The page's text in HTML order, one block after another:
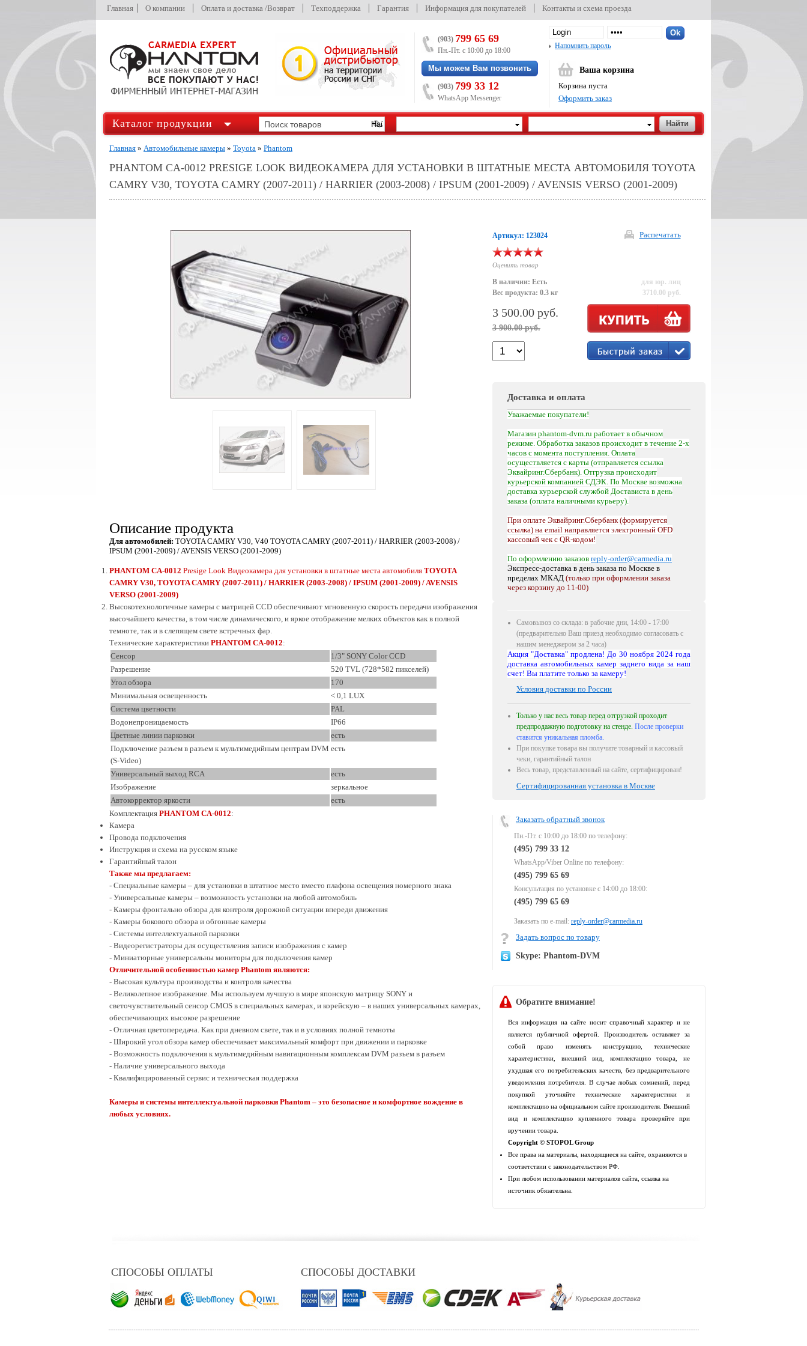
Главная О компании Оплата и доставка /Возврат Техподдержка Гарантия Информация для покупателей Контакты и схема проезда
(903) 799 65 69
Пн.-Пт. с 10:00 до 18:00
Мы можем Вам позвонить
(903) 799 33 12
WhatsApp Messenger
Напомнить пароль
Ваша корзина
Корзина пуста
Оформить заказ
Каталог продукции
Главная » Автомобильные камеры » Toyota » Phantom
PHANTOM CA-0012 PRESIGE LOOK ВИДЕОКАМЕРА ДЛЯ УСТАНОВКИ В ШТАТНЫЕ МЕСТА АВТОМОБИЛЯ TOYOTA
CAMRY V30, TOYOTA CAMRY (2007-2011) / HARRIER (2003-2008) / IPSUM (2001-2009) / AVENSIS VERSO (2001-2009)
Артикул: 123024 Распечатать
Оценить товар
В наличии: Есть
Вес продукта: 0.3 кг
для юр. лиц
3710.00 руб.
3 500.00 руб.
3 900.00 руб.
Доставка и оплата
Уважаемые покупатели!
Магазин phantom-dvm.ru работает в обычном
режиме. Обработка заказов происходит в течение 2-х
часов с момента поступления. Оплата
осуществляется с карты (отправляется ссылка
Эквайринг.Сбербанк). Отгрузка происходит
курьерской компанией СДЭК. По Москве возможна
доставка курьерской службой Достависта в день
заказа (оплата наличными курьеру).
При оплате Эквайринг.Сбербанк (формируется
ссылка) на email направляется электронный OFD
кассовый чек с QR-кодом!
По оформлению заказов reply-order@carmedia.ru
Экспресс-доставка в день заказа по Москве в
пределах МКАД (только при оформлении заказа
через корзину до 11-00)
Самовывоз со склада: в рабочие дни, 14:00 - 17:00
(предварительно Ваш приезд необходимо согласовать с
нашим менеджером за 2 часа)
Акция "Доставка" продлена! До 30 ноября 2024 года
доставка автомобильных камер заднего вида за наш
счет! Вы платите только за камеру!
Условия доставки по России
Только у нас весь товар перед отгрузкой проходит
предпродажную подготовку на стенде. После проверки
ставится уникальная пломба.
При покупке товара вы получите товарный и кассовый
чеки, гарантийный талон
Весь товар, представленный на сайте, сертифицирован!
Сертифицированная установка в Москве
Заказать обратный звонок
Пн.-Пт. с 10:00 до 18:00 по телефону:
(495) 799 33 12
WhatsApp/Viber Online по телефону:
(495) 799 65 69
Консультация по установке с 14:00 до 18:00:
(495) 799 65 69
Заказать по e-mail: reply-order@carmedia.ru
Задать вопрос по товару
Skype: Phantom-DVM
Обратите внимание!
Вся информация на сайте носит справочный характер и не
является публичной офертой. Производитель оставляет за
собой право изменять конструкцию, технические
характеристики, внешний вид, комплектацию товара, не
ухудшая его потребительских качеств, без предварительного
уведомления потребителя. В случае любых сомнений, перед
покупкой уточняйте технические характеристики и
комплектацию на официальном сайте производителя. Внешний
вид и комплектацию купленного товара проверяйте при
вручении товара.
Copyright © STOPOL Group
Все права на материалы, находящиеся на сайте, охраняются в
соответствии с законодательством РФ.
При любом использовании материалов сайта, ссылка на
источник обязательна.
Описание продукта
Для автомобилей: TOYOTA CAMRY V30, V40 TOYOTA CAMRY (2007-2011) / HARRIER (2003-2008) /
IPSUM (2001-2009) / AVENSIS VERSO (2001-2009)
PHANTOM CA-0012 Presige Look Видеокамера для установки в штатные места автомобиля TOYOTA
CAMRY V30, TOYOTA CAMRY (2007-2011) / HARRIER (2003-2008) / IPSUM (2001-2009) / AVENSIS
VERSO (2001-2009)
Высокотехнологичные камеры с матрицей CCD обеспечивают мгновенную скорость передачи изображения
высочайшего качества, в том числе динамического, и яркое отображение мелких объектов как в полной
темноте, так и в слепящем свете встречных фар.
Технические характеристики PHANTOM CA-0012:
Сенсор
1/3" SONY Color CCD
Разрешение
520 TVL (728*582 пикселей)
Угол обзора
170
Минимальная освещенность
< 0,1 LUX
Система цветности
PAL
Водонепроницаемость
IP66
Цветные линии парковки
есть
Подключение разъем в разъем к мультимедийным центрам DVM
(S-Video)
есть
Универсальный выход RCA
есть
Изображение
зеркальное
Автокорректор яркости
есть
Комплектация PHANTOM CA-0012:
Камера
Провода подключения
Инструкция и схема на русском языке
Гарантийный талон
Также мы предлагаем:
- Специальные камеры – для установки в штатное место вместо плафона освещения номерного знака
- Универсальные камеры – возможность установки на любой автомобиль
- Камеры фронтально обзора для контроля дорожной ситуации впереди движения
- Камеры бокового обзора и обгонные камеры
- Системы интеллектуальной парковки
- Видеорегистраторы для осуществления записи изображения с камер
- Миниатюрные универсальны мониторы для подключения камер
Отличительной особенностью камер Phantom являются:
- Высокая культура производства и контроля качества
- Великолепное изображение. Мы используем лучшую в мире японскую матрицу SONY и
светочувствительный сенсор CMOS в специальных камерах, и корейскую – в наших универсальных камерах,
обеспечивающих высокое разрешение
- Отличная цветопередача. Как при дневном свете, так и в условиях полной темноты
- Широкий угол обзора камер обеспечивает максимальный комфорт при движении и парковке
- Возможность подключения к мультимедийным навигационным комплексам DVM разъем в разъем
- Наличие универсального выхода
- Квалифицированный сервис и техническая поддержка
Камеры и системы интеллектуальной парковки Phantom – это безопасное и комфортное вождение в
любых условиях.
СПОСОБЫ ОПЛАТЫ СПОСОБЫ ДОСТАВКИ